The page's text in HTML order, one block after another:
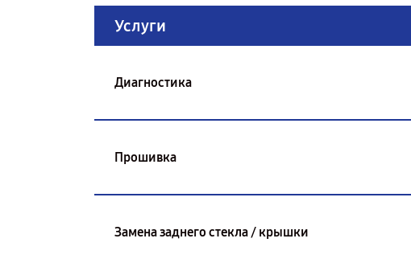
Услуги
Диагностика
Прошивка
Замена заднего стекла / крышки